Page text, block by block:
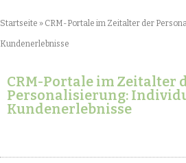
Startseite » CRM-Portale im Zeitalter der
Kundenerlebnisse
CRM-Portale im Zeitalter
Personalisierung:
Kundenerlebnisse